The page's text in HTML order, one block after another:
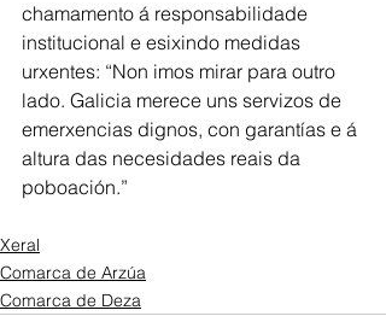
chamamento á responsabilidade
institucional e esixindo medidas
urxentes: “Non imos mirar para outro
lado. Galicia merece uns servizos de
emerxencias dignos, con garantías e á
altura das necesidades reais da
poboación.”
Xeral
Comarca de Arzúa
Comarca de Deza